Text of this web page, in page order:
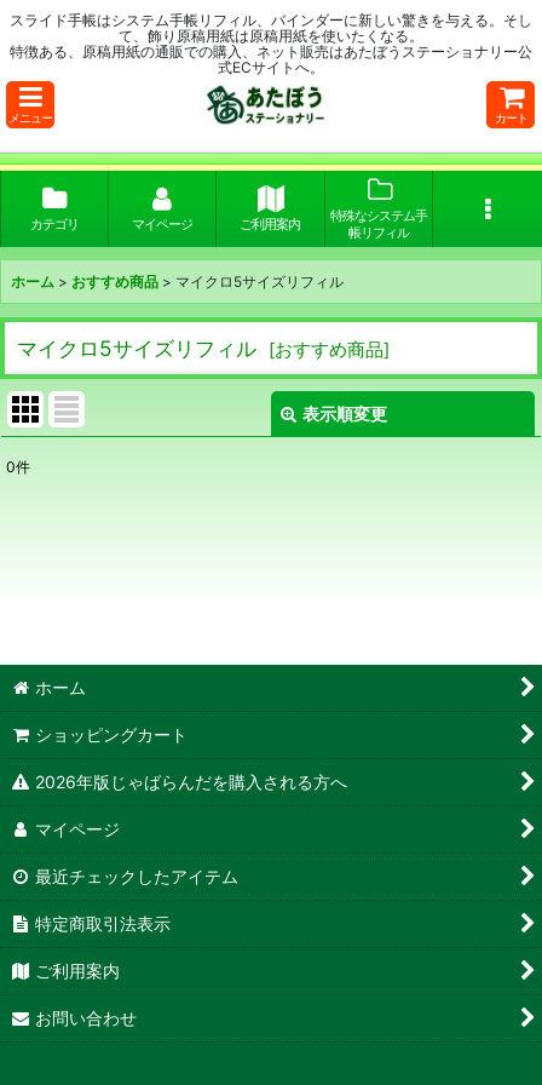
スライド手帳はシステム手帳リフィル、バインダーに新しい驚きを与える。そし
て、飾り原稿用紙は原稿用紙を使いたくなる。
特徴ある、原稿用紙の通販での購入、ネット販売はあたぼうステーショナリー公
式ECサイトへ。
メニュー カート
カテゴリ マイページ ご利用案内
特殊なシステム手
帳リフィル
ホーム > おすすめ商品 > マイクロ5サイズリフィル
マイクロ5サイズリフィル [おすすめ商品]
表示順変更
0件
ホーム
ショッピングカート
2026年版じゃばらんだを購入される方へ
マイページ
最近チェックしたアイテム
特定商取引法表示
ご利用案内
お問い合わせ